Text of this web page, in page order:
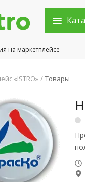
на маркетплейсе
«ISTRO» Товары